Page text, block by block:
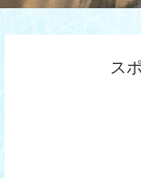
ス